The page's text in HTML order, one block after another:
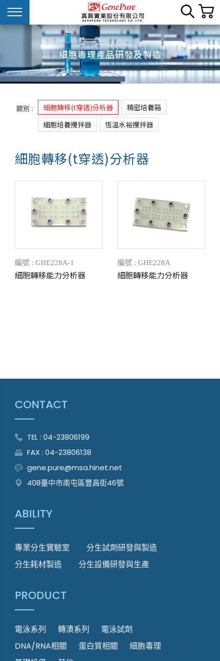
細胞毒理產品研發及製造
類別 : 細胞轉移(t穿透)分析器
精密培養箱
細胞培養攪拌器
恆溫水裕攪拌器
細胞轉移(t穿透)分析器
編號 : GHE228A-1
細胞轉移能力分析器
編號 : GHE228A
細胞轉移能力分析器
CONTACT
TEL : 04-23806199
FAX : 04-23806138
gene.pure@msa.hinet.net
408臺中市南屯區豐昌街46號
ABILITY
專業分生實驗室
分生試劑研發與製造
分生耗材製造
分生設備研發與生產
PRODUCT
電泳系列 轉漬系列
電泳試劑
DNA/RNA相關
蛋白質相關
細胞毒理